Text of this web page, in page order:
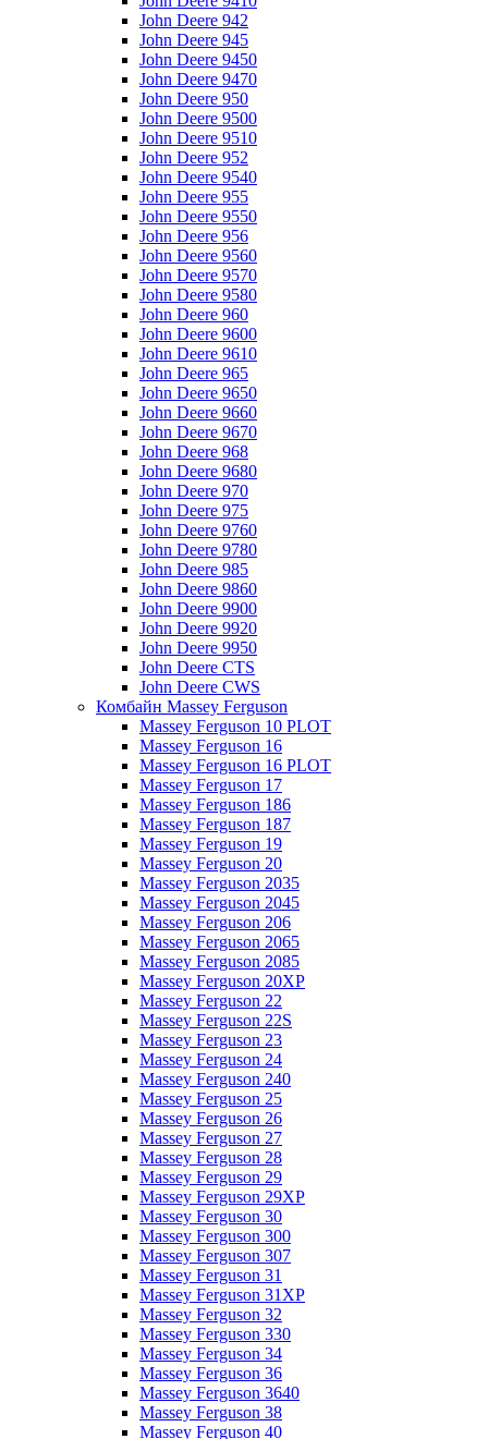
John Deere 942
John Deere 945
John Deere 9450
John Deere 9470
John Deere 950
John Deere 9500
John Deere 9510
John Deere 952
John Deere 9540
John Deere 955
John Deere 9550
John Deere 956
John Deere 9560
John Deere 9570
John Deere 9580
John Deere 960
John Deere 9600
John Deere 9610
John Deere 965
John Deere 9650
John Deere 9660
John Deere 9670
John Deere 968
John Deere 9680
John Deere 970
John Deere 975
John Deere 9760
John Deere 9780
John Deere 985
John Deere 9860
John Deere 9900
John Deere 9920
John Deere 9950
John Deere CTS
John Deere CWS
Комбайн Massey Ferguson
Massey Ferguson 10 PLOT
Massey Ferguson 16
Massey Ferguson 16 PLOT
Massey Ferguson 17
Massey Ferguson 186
Massey Ferguson 187
Massey Ferguson 19
Massey Ferguson 20
Massey Ferguson 2035
Massey Ferguson 2045
Massey Ferguson 206
Massey Ferguson 2065
Massey Ferguson 2085
Massey Ferguson 20XP
Massey Ferguson 22
Massey Ferguson 22S
Massey Ferguson 23
Massey Ferguson 24
Massey Ferguson 240
Massey Ferguson 25
Massey Ferguson 26
Massey Ferguson 27
Massey Ferguson 28
Massey Ferguson 29
Massey Ferguson 29XP
Massey Ferguson 30
Massey Ferguson 300
Massey Ferguson 307
Massey Ferguson 31
Massey Ferguson 31XP
Massey Ferguson 32
Massey Ferguson 330
Massey Ferguson 34
Massey Ferguson 36
Massey Ferguson 3640
Massey Ferguson 38
Massey Ferguson 40